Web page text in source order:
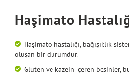
Haşimato
Haşimato hastalığı, bağışıklık
oluşan bir durumdur.
Gluten ve kazein içeren besinler,